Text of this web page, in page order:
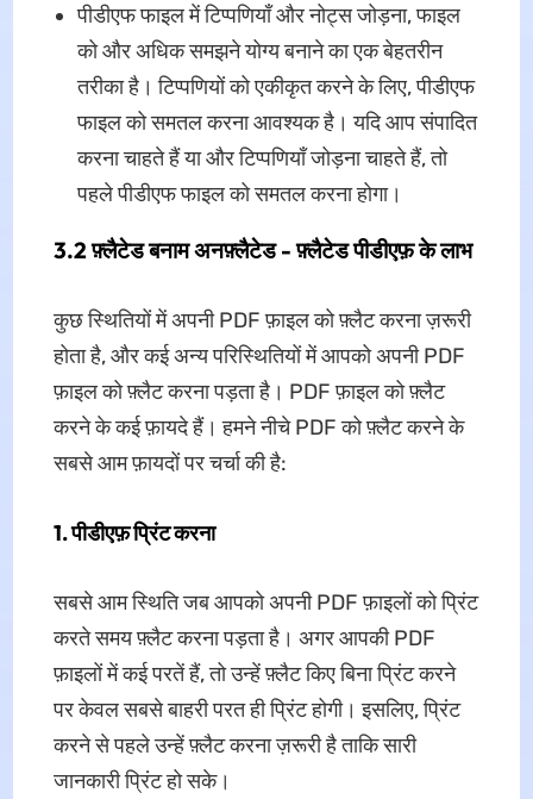
पीडीएफ फाइल में टिप्पणियाँ और नोट्स जोड़ना, फाइल
को और अधिक समझने योग्य बनाने का एक बेहतरीन
तरीका है। टिप्पणियों को एकीकृत करने के लिए, पीडीएफ
फाइल को समतल करना आवश्यक है। यदि आप संपादित
करना चाहते हैं या और टिप्पणियाँ जोड़ना चाहते हैं, तो
पहले पीडीएफ फाइल को समतल करना होगा।
3.2 फ़्लैटेड बनाम अनफ़्लैटेड - फ़्लैटेड पीडीएफ़ के लाभ
कुछ स्थितियों में अपनी PDF फ़ाइल को फ़्लैट करना ज़रूरी
होता है, और कई अन्य परिस्थितियों में आपको अपनी PDF
फ़ाइल को फ़्लैट करना पड़ता है। PDF फ़ाइल को फ़्लैट
करने के कई फ़ायदे हैं। हमने नीचे PDF को फ़्लैट करने के
सबसे आम फ़ायदों पर चर्चा की है:
1. पीडीएफ़ प्रिंट करना
सबसे आम स्थिति जब आपको अपनी PDF फ़ाइलों को प्रिंट
करते समय फ़्लैट करना पड़ता है। अगर आपकी PDF
फ़ाइलों में कई परतें हैं, तो उन्हें फ़्लैट किए बिना प्रिंट करने
पर केवल सबसे बाहरी परत ही प्रिंट होगी। इसलिए, प्रिंट
करने से पहले उन्हें फ़्लैट करना ज़रूरी है ताकि सारी
जानकारी प्रिंट हो सके।